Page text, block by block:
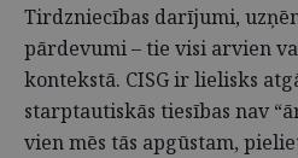
Tirdzniecības darījumi,
pārdevumi – tie visi arvien
kontekstā. CISG ir lielisks
starptautiskās tiesības nav
vien mēs tās apgūstam,